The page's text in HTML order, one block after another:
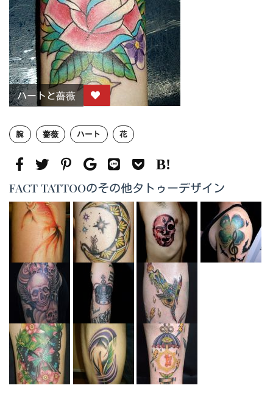
ハートと薔薇
腕 薔薇 ハート 花
FACT TATTOOのその他タトゥーデザイン